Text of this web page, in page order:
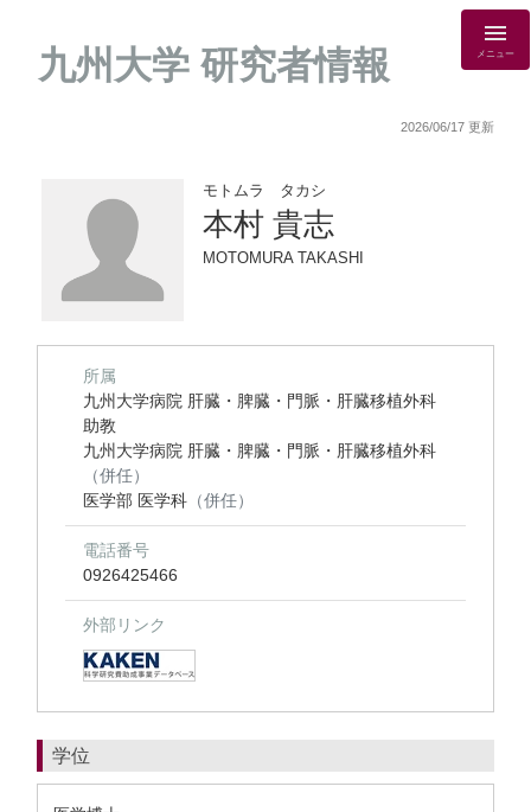
九州大学 研究者情報 メニュー
2026/06/17 更新
モトムラ タカシ
本村 貴志
MOTOMURA TAKASHI
所属
九州大学病院 肝臓・脾臓・門脈・肝臓移植外科
助教
九州大学病院 肝臓・脾臓・門脈・肝臓移植外科
（併任）
医学部 医学科 （併任）
電話番号
0926425466
外部リンク
学位